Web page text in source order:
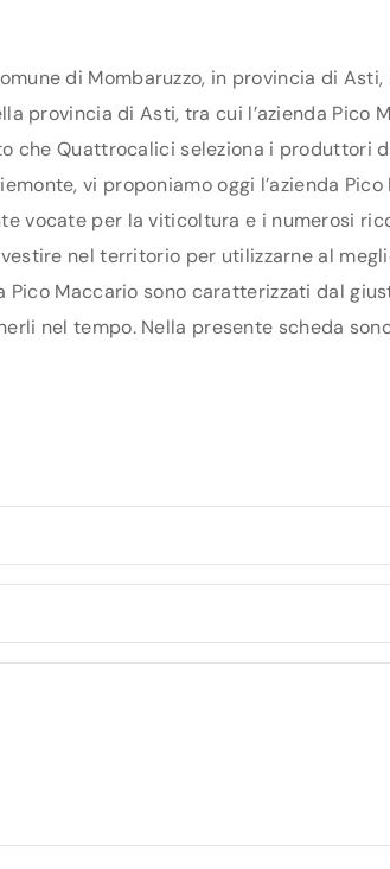
di Mombaruzzo, in provincia di
di Asti, tra cui l’azienda Pico
che Quattrocalici seleziona i produttori
vi proponiamo oggi l’azienda
vocate per la viticoltura e i numerosi
nel territorio per utilizzarne al
Maccario sono caratterizzati dal
nel tempo. Nella presente scheda